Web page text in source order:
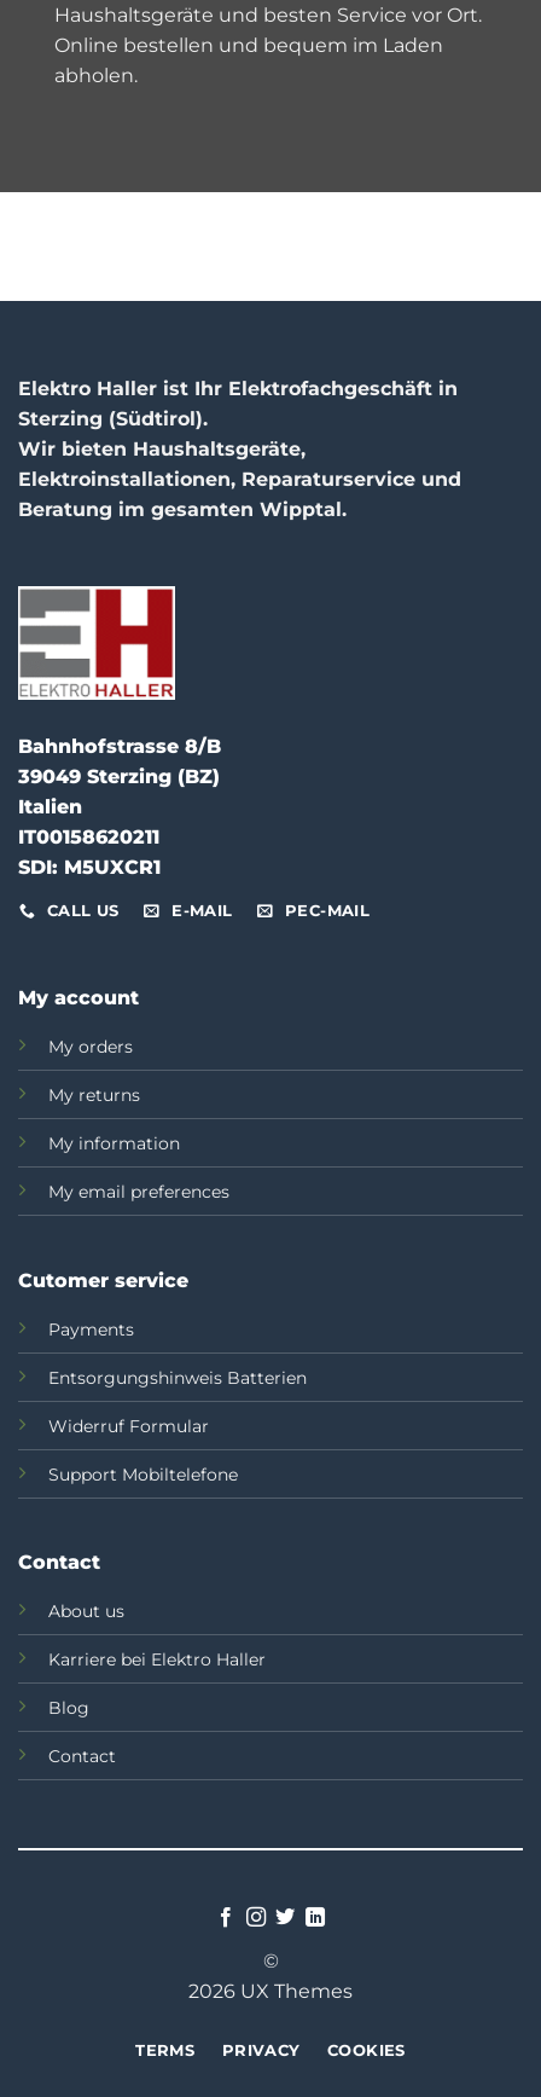
Haushaltsgeräte und besten Service vor Ort.
Online bestellen und bequem im Laden
abholen.
Elektro Haller ist Ihr Elektrofachgeschäft in
Sterzing (Südtirol).
Wir bieten Haushaltsgeräte,
Elektroinstallationen, Reparaturservice und
Beratung im gesamten Wipptal.
Bahnhofstrasse 8/B
39049 Sterzing (BZ)
Italien
IT00158620211
SDI: M5UXCR1
CALL US E-MAIL PEC-MAIL
My account
My orders
My returns
My information
My email preferences
Cutomer service
Payments
Entsorgungshinweis Batterien
Widerruf Formular
Support Mobiltelefone
Contact
About us
Karriere bei Elektro Haller
Blog
Contact
©
2026 UX Themes
TERMS PRIVACY COOKIES